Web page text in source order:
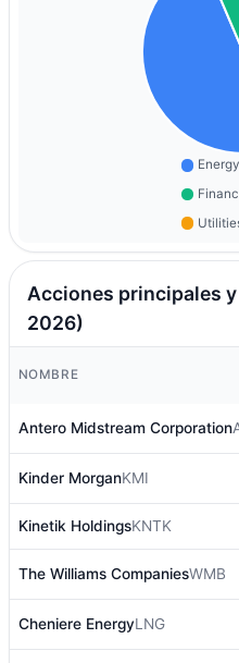
Energy
Acciones principales
2026)
NOMBRE
Antero Midstream Corporation
Kinder MorganKMI
Kinetik HoldingsKNTK
The Williams CompaniesWMB
Cheniere EnergyLNG